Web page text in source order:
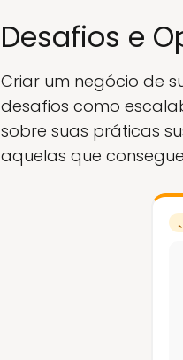
Desafios e
Criar um negócio de
desafios como
sobre suas práticas
aquelas que